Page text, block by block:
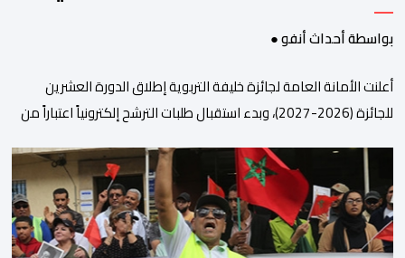
بواسطة أحداث أنفو ●
أعلنت الأمانة العامة لجائزة خليفة التربوية إطلاق الدورة العشرين
للجائزة (2026-2027)، وبدء استقبال طلبات الترشح إلكترونياً اعتباراً من
أهمية خاصة لتزامنها مع مرور عشرين عاماً على انطلاق الجائزة،
وتشهد للمرة الأولى استحداث فئة “الابتكار والذكاء الاصطناعي في
التعليم”، إلى جانب طرح 10 مجالات […]